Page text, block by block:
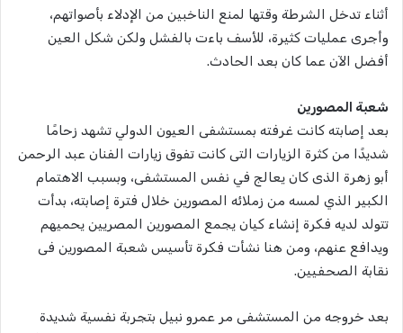
أثناء تدخل الشرطة وقتها لمنع الناخبين من الإدلاء بأصواتهم،
وأجرى عمليات كثيرة، للأسف باءت بالفشل ولكن شكل العين
أفضل الآن عما كان بعد الحادث.
شعبة المصورين
بعد إصابته كانت غرفته بمستشفى العيون الدولي تشهد زحامًا
شديدًا من كثرة الزيارات التى كانت تفوق زيارات الفنان عبد الرحمن
أبو زهرة الذى كان يعالج في نفس المستشفى، وبسبب الاهتمام
الكبير الذي لمسه من زملائه المصورين خلال فترة إصابته، بدأت
تتولد لديه فكرة إنشاء كيان يجمع المصورين المصريين يحميهم
ويدافع عنهم، ومن هنا نشأت فكرة تأسيس شعبة المصورين فى
نقابة الصحفيين.
بعد خروجه من المستشفى مر عمرو نبيل بتجربة نفسية شديدة